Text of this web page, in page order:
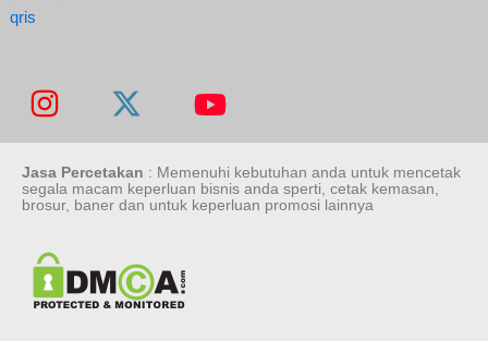
Jasa Percetakan : Memenuhi kebutuhan anda untuk mencetak
segala macam keperluan bisnis anda sperti, cetak kemasan,
brosur, baner dan untuk keperluan promosi lainnya